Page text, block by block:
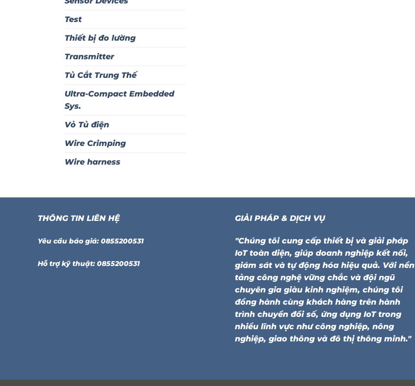
Test
Thiết bị đo lường
Transmitter
Tủ Cắt Trung Thế
Ultra-Compact Embedded
Sys.
Vỏ Tủ điện
Wire Crimping
Wire harness
THÔNG TIN LIÊN HỆ
Yêu cầu báo giá: 0855200531
Hỗ trợ kỹ thuật: 0855200531
GIẢI PHÁP & DỊCH VỤ
"Chúng tôi cung cấp thiết bị và giải pháp
IoT toàn diện, giúp doanh nghiệp kết nối,
giám sát và tự động hóa hiệu quả. Với nền
tảng công nghệ vững chắc và đội ngũ
chuyên gia giàu kinh nghiệm, chúng tôi
đồng hành cùng khách hàng trên hành
trình chuyển đổi số, ứng dụng IoT trong
nhiều lĩnh vực như công nghiệp, nông
nghiệp, giao thông và đô thị thông minh."